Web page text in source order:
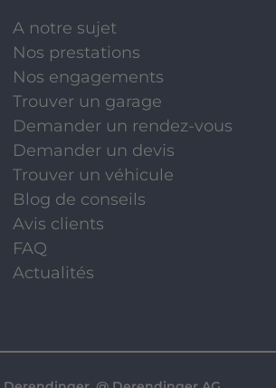
A notre sujet
Nos prestations
Nos engagements
Trouver un garage
Demander un rendez-vous
Demander un devis
Trouver un véhicule
Blog de conseils
Avis clients
FAQ
Actualités